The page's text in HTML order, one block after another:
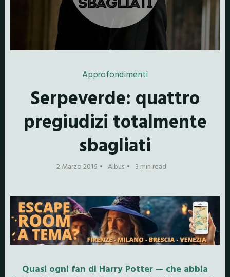
Approfondimenti
Serpeverde: quattro
pregiudizi totalmente
sbagliati
2 Marzo 2016 Albus 3 min read
Quasi ogni fan di Harry Potter — che abbia